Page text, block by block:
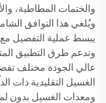
والختمات المطاطية،
ويُلغي هذا التوافق
يبسط عملية التفصيل
وتدعم طرق التطبيق
عالي الجودة مختلف
الغسيل التقليدية ذات
ومعدات الغسيل بدون